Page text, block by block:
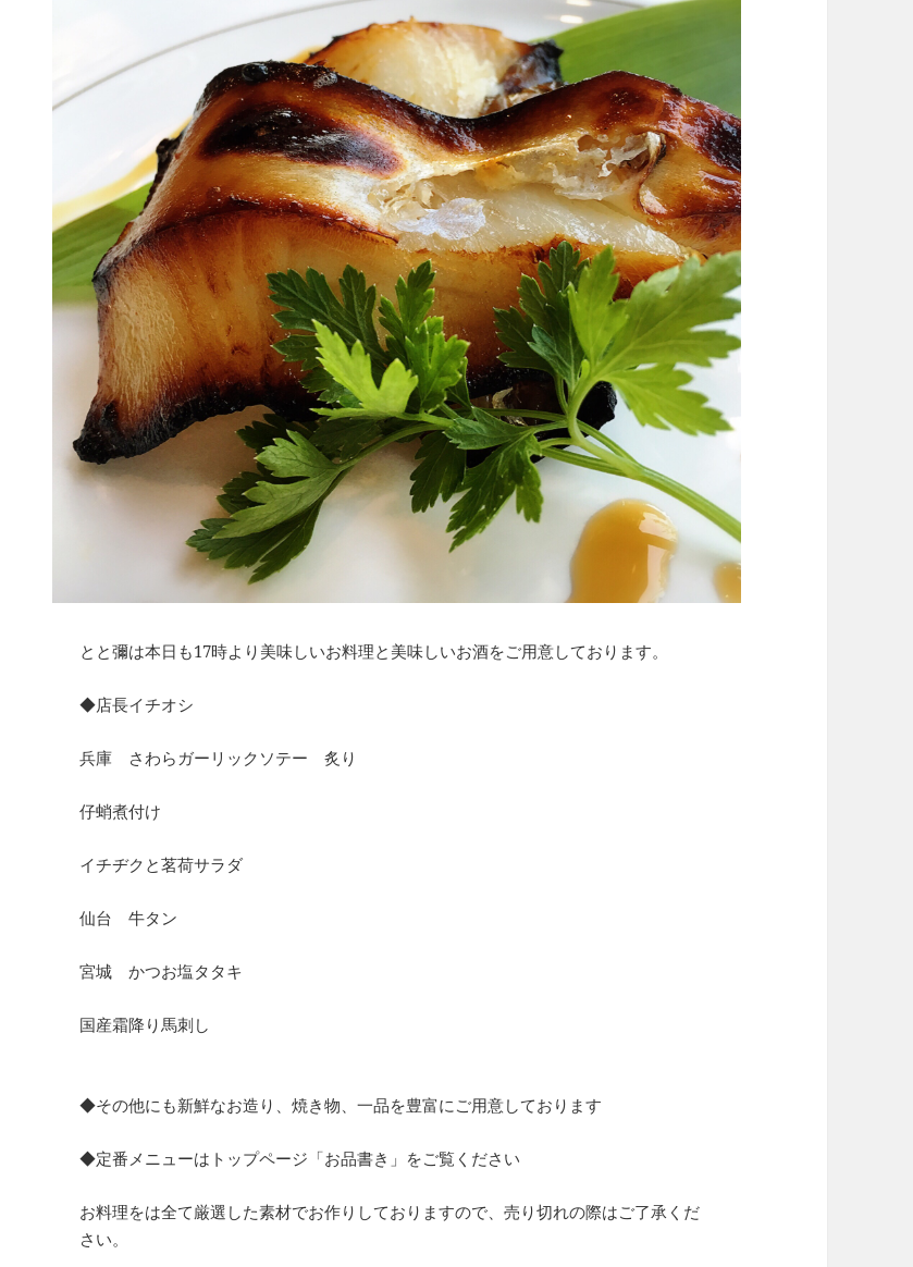
とと彌は本日も17時より美味しいお料理と美味しいお酒をご用意しております。
◆店長イチオシ
兵庫 さわらガーリックソテー 炙り
仔蛸煮付け
イチヂクと茗荷サラダ
仙台 牛タン
宮城 かつお塩タタキ
国産霜降り馬刺し
◆その他にも新鮮なお造り、焼き物、一品を豊富にご用意しております
◆定番メニューはトップページ「お品書き」をご覧ください
お料理をは全て厳選した素材でお作りしておりますので、売り切れの際はご了承くだ
さい。